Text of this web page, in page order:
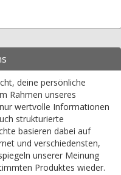
deine persönliche
Rahmen unseres
wertvolle Informationen
strukturierte
basieren dabei auf
und verschiedensten,
unserer Meinung
Produktes wieder.